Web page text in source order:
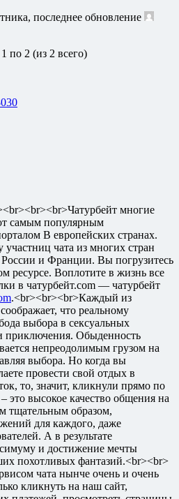
последнее обновление
по 2 (из 2 всего)
многие
самым популярным
В европейских странах.
участниц чата из многих стран
и Франции. Вы погрузитесь
ресурсе. Воплотите в жизнь все
в чатурбейт.com — чатурбейт
.<br><br><br>Каждый из
что реальному
выбора в сексуальных
приключения. Обыденность
непреодолимым грузом на
выбора. Но когда вы
провести свой отдых в
то, значит, кликнули прямо по
это высокое качество общения на
тщательным образом,
для каждого, даже
А в результате
и достижение мечты
похотливых фантазий.<br><br>
чата нынче очень и очень
кликнуть на наш сайт,